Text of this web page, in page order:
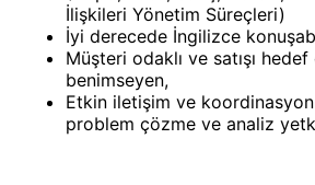
İlişkileri Yönetim Süreçleri)
İyi derecede İngilizce
Müşteri odaklı ve satışı
benimseyen,
Etkin iletişim ve
problem çözme ve analiz